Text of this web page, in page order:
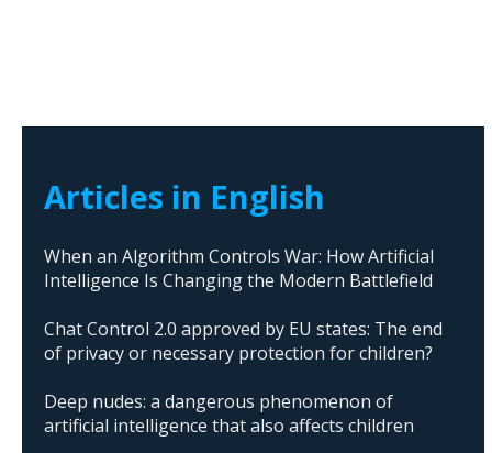
Articles in English
When an Algorithm Controls War: How Artificial
Intelligence Is Changing the Modern Battlefield
Chat Control 2.0 approved by EU states: The end
of privacy or necessary protection for children?
Deep nudes: a dangerous phenomenon of
artificial intelligence that also affects children